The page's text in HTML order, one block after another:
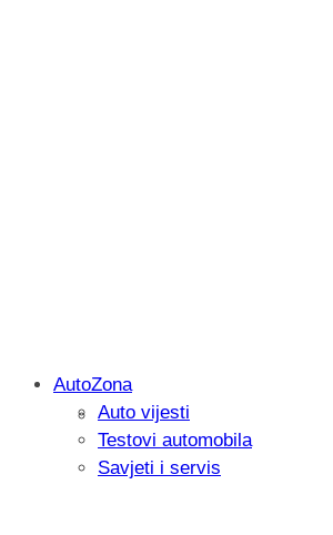
Savjetujemo: Što
AutoZona
Auto vijesti
Testovi automobila
Savjeti i servis